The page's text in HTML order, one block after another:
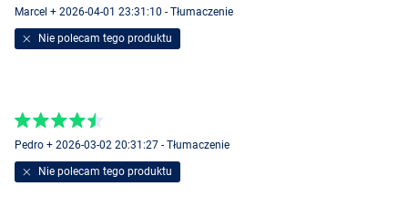
Marcel + 2026-04-01 23:31:10 - Tłumaczenie
Nie polecam tego produktu
Pedro + 2026-03-02 20:31:27 - Tłumaczenie
Nie polecam tego produktu